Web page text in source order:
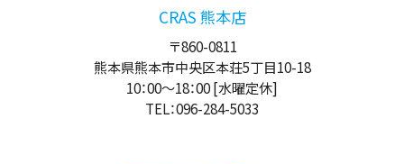
CRAS 熊本店
〒860-0811
熊本県熊本市中央区本荘5丁目10-18
10：00～18：00[水曜定休]
TEL：096-284-5033